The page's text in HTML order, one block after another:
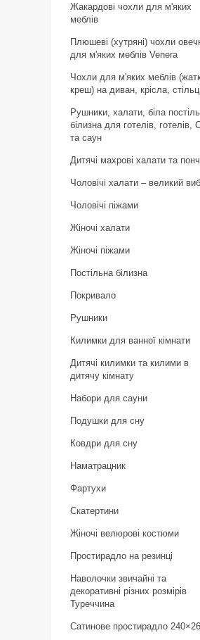
Жакардові чохли для м'яких
меблів
Плюшеві (хутряні) чохли
для м'яких меблів Venera
Чохли для м'яких меблів
креш) на диван, крісла, стільці
Рушники, халати, біла
білизна для готелів, готелів,
та саун
Дитячі махрові халати та
Чоловічі халати – великий
Чоловічі піжами
Жіночі халати
Жіночі піжами
Постільна білизна
Покривало
Рушники
Килимки для ванної кімнати
Дитячі килимки та килими в
дитячу кімнату
Набори для сауни
Подушки для сну
Ковдри для сну
Наматрацник
Фартухи
Скатертини
Жіночі велюрові костюми
Простирадло на резинці
Наволочки звичайні та
декоративні різних розмірів
Туреччина
Сатинове простирадло